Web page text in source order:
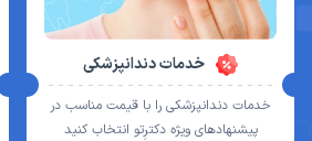
خدمات دندانپزشکی
خدمات دندانپزشکی را با قیمت مناسب در
پیشنهادهای ویژه دکترِتو انتخاب کنید